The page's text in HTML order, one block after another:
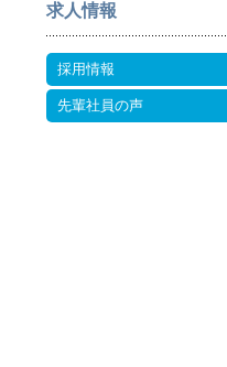
求人情報
採用情報
先輩社員の声